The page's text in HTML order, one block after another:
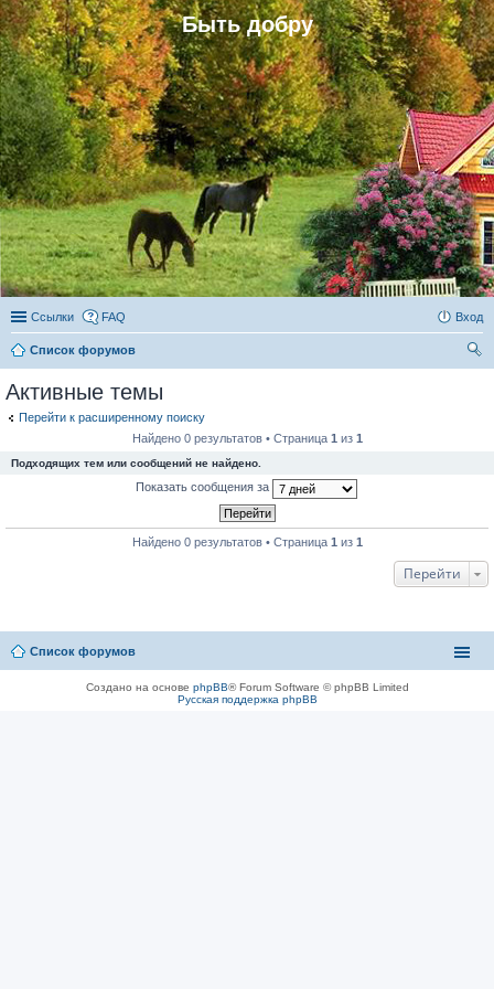
Быть добру
Ссылки FAQ Вход
Список форумов
Активные темы
Перейти к расширенному поиску
Найдено 0 результатов • Страница 1 из 1
Подходящих тем или сообщений не найдено.
Показать сообщения за
Найдено 0 результатов • Страница 1 из 1
Перейти
Список форумов
Создано на основе phpBB® Forum Software © phpBB Limited
Русская поддержка phpBB